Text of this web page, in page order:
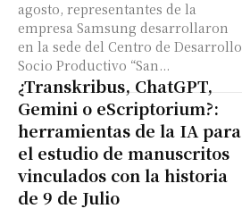
agosto, representantes de la
empresa Samsung desarrollaron
en la sede del Centro de Desarrollo
Socio Productivo “San...
¿Transkribus, ChatGPT,
Gemini o eScriptorium?:
herramientas de la IA para
el estudio de manuscritos
vinculados con la historia
de 9 de Julio